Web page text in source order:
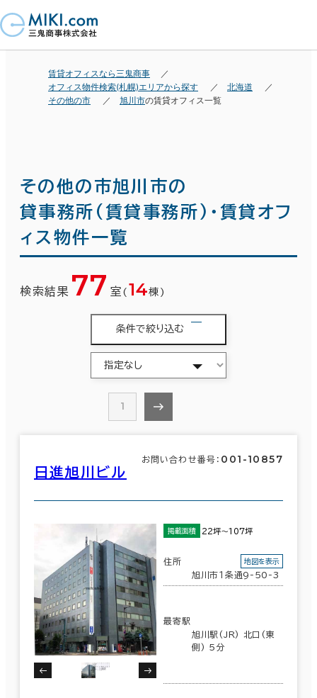
賃貸オフィスなら三鬼商事
オフィス物件検索(札幌)エリアから探す
北海道
その他の市
旭川市の賃貸オフィス一覧
その他の市旭川市の
貸事務所(賃貸事務所)・賃貸オフ
ィス物件一覧
検索結果 77 室 ( 14棟)
条件で絞り込む
1
日進旭川ビル
お問い合わせ番号： 001-10857
掲載面積 22坪～107坪
住所
旭川市１条通9-50-3
地図を表示
最寄駅
旭川駅(JR) 北口(東
側) 5分